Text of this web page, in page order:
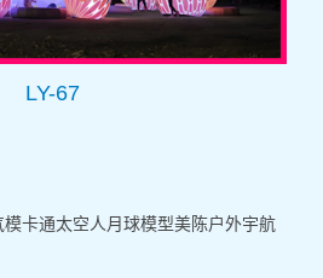
LY-67
模卡通太空人月球模型美陈户外宇航